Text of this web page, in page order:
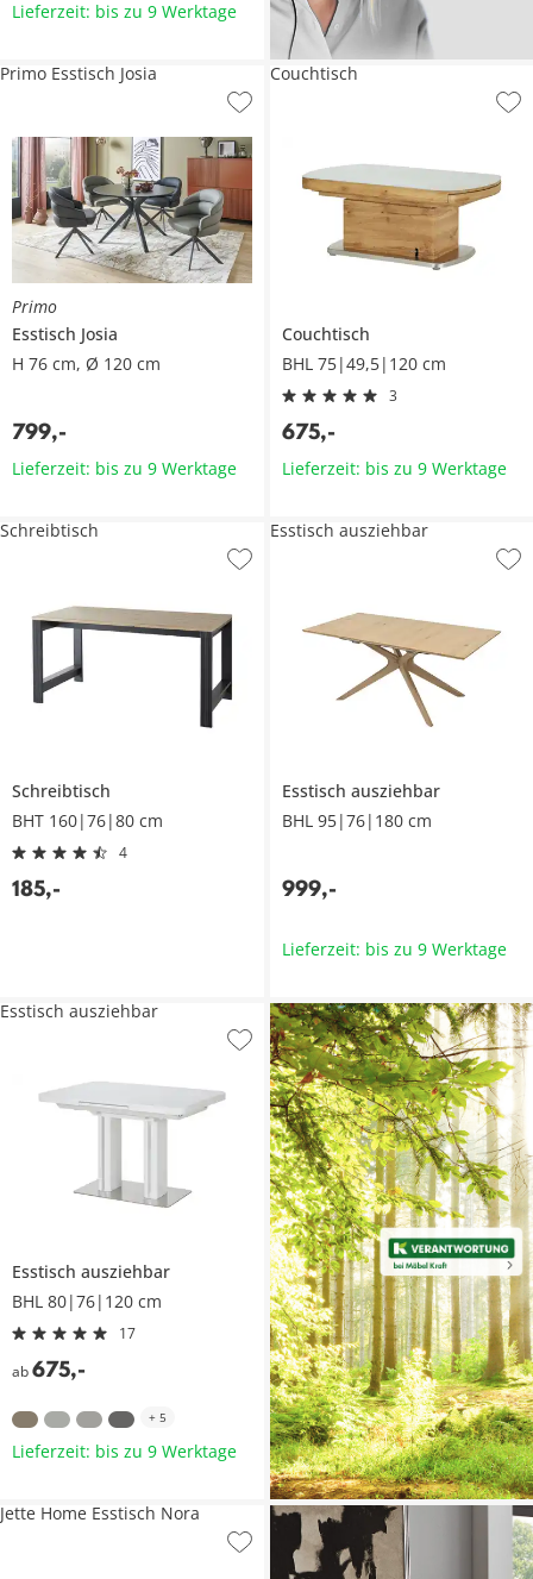
Lieferzeit: bis zu 9 Werktage
Primo
Esstisch Josia
H 76 cm, Ø 120 cm
799,-
Primo Esstisch Josia
Lieferzeit: bis zu 9 Werktage
Couchtisch
BHL 75|49,5|120 cm
3
675,-
Couchtisch
Lieferzeit: bis zu 9 Werktage
Schreibtisch
BHT 160|76|80 cm
4
185,-
Schreibtisch
Esstisch ausziehbar
BHL 95|76|180 cm
999,-
Esstisch ausziehbar
Lieferzeit: bis zu 9 Werktage
Esstisch ausziehbar
BHL 80|76|120 cm
17
ab675,-
Esstisch ausziehbar
+ 5
Lieferzeit: bis zu 9 Werktage
Jette Home Esstisch Nora